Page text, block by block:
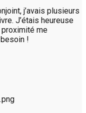
j’avais plusieurs
J’étais heureuse
me
!